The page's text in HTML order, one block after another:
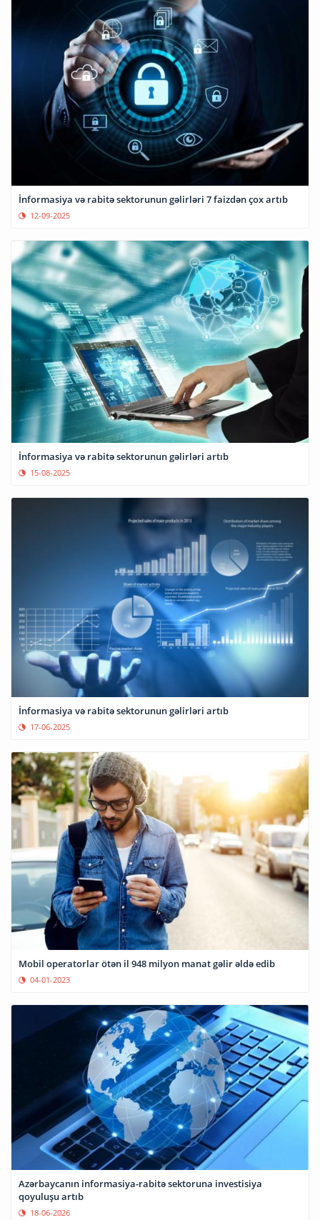
İnformasiya və rabitə sektorunun gəlirləri 7 faizdən çox artıb
12-09-2025
İnformasiya və rabitə sektorunun gəlirləri artıb
15-08-2025
İnformasiya və rabitə sektorunun gəlirləri artıb
17-06-2025
Mobil operatorlar ötən il 948 milyon manat gəlir əldə edib
04-01-2023
Azərbaycanın informasiya-rabitə sektoruna investisiya
qoyuluşu artıb
18-06-2026